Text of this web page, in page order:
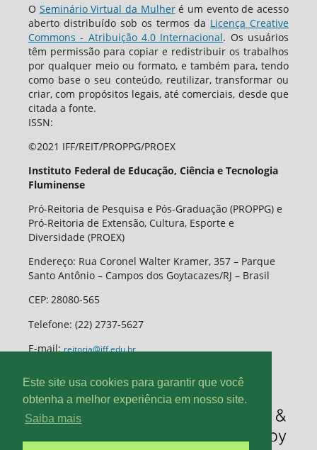
Este site usa cookies para garantir que você
obtenha a melhor experiência em nosso site.
Saiba mais
O Seminário Virtual da Mulheré um evento de acesso
aberto distribuído sob os termos da Licença Creative
Commons - Atribuição 4.0 Internacional. Os usuários
têm permissão para copiar e redistribuir os trabalhos
por qualquer meio ou formato, e também para, tendo
como base o seu conteúdo, reutilizar, transformar ou
criar, com propósitos legais, até comerciais, desde que
citada a fonte.
ISSN:
©2021 IFF/REIT/PROPPG/PROEX
Instituto Federal de Educação, Ciência e Tecnologia
Fluminense
Pró-Reitoria de Pesquisa e Pós-Graduação (PROPPG) e
Pró-Reitoria de Extensão, Cultura, Esporte e
Diversidade (PROEX)
Endereço: Rua Coronel Walter Kramer, 357 – Parque
Santo Antônio – Campos dos Goytacazes/RJ – Brasil
CEP: 28080-565
Telefone: (22) 2737-5627
E-mail:reitoria@iff.edu.br